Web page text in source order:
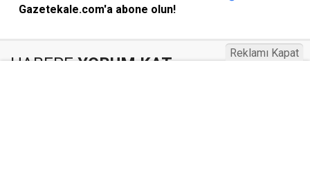
Gazetekale.com'a abone olun!
HABEREYORUM KAT
Reklamı Kapat